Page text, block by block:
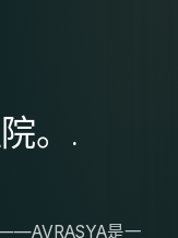
。.
是一